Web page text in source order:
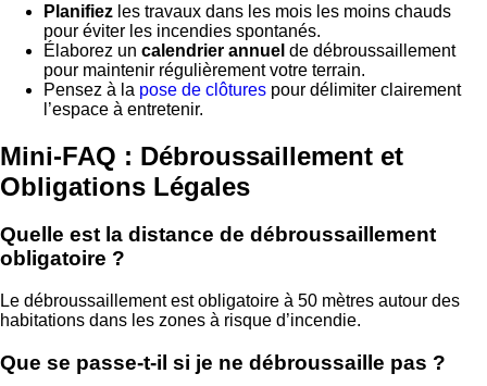
Planifiez les travaux dans les mois les moins chauds
pour éviter les incendies spontanés.
Élaborez un calendrier annuel de débroussaillement
pour maintenir régulièrement votre terrain.
Pensez à la pose de clôtures pour délimiter clairement
l’espace à entretenir.
Mini-FAQ : Débroussaillement et
Obligations Légales
Quelle est la distance de débroussaillement
obligatoire ?
Le débroussaillement est obligatoire à 50 mètres autour des
habitations dans les zones à risque d’incendie.
Que se passe-t-il si je ne débroussaille pas ?